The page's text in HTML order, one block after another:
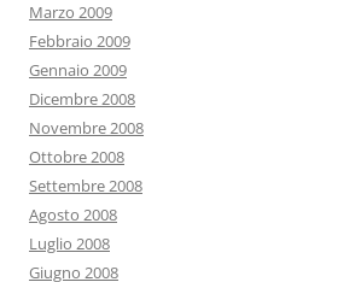
Marzo 2009
Febbraio 2009
Gennaio 2009
Dicembre 2008
Novembre 2008
Ottobre 2008
Settembre 2008
Agosto 2008
Luglio 2008
Giugno 2008